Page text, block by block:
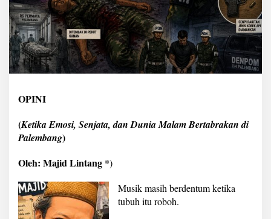
i
D
n
s
a
OPINI
(Ketika Emosi, Senjata, dan Dunia Malam Bertabrakan di
Palembang)
Oleh: Majid Lintang *)
Musik masih berdentum ketika
tubuh itu roboh.